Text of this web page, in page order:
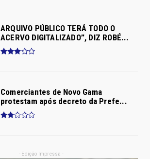
ARQUIVO PÚBLICO TERÁ TODO O
ACERVO DIGITALIZADO”, DIZ ROBÉ...
Comerciantes de Novo Gama
protestam após decreto da Prefe...
- Edição Impressa -